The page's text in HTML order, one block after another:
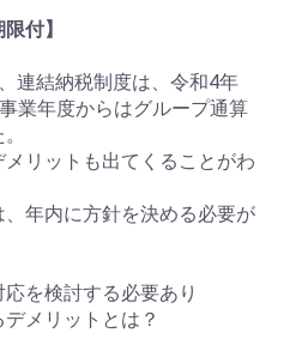
付】
連結納税制度は、令和4年
業年度からはグループ通算
リットも出てくることがわ
年内に方針を決める必要が
を検討する必要あり
メリットとは？